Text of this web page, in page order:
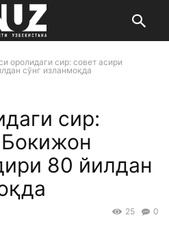
оролидаги сир: совет асири
сўнг изланмоқда
сир:
80 йилдан
0
25